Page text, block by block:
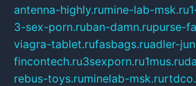
antenna-highly.rumine-lab-msk.ru
3-sex-porn.ruban-damn.rupurse-
viagra-tablet.rufasbags.ruadler-
fincontech.ru3sexporn.ru1mus.ru
rebus-toys.ruminelab-msk.ru